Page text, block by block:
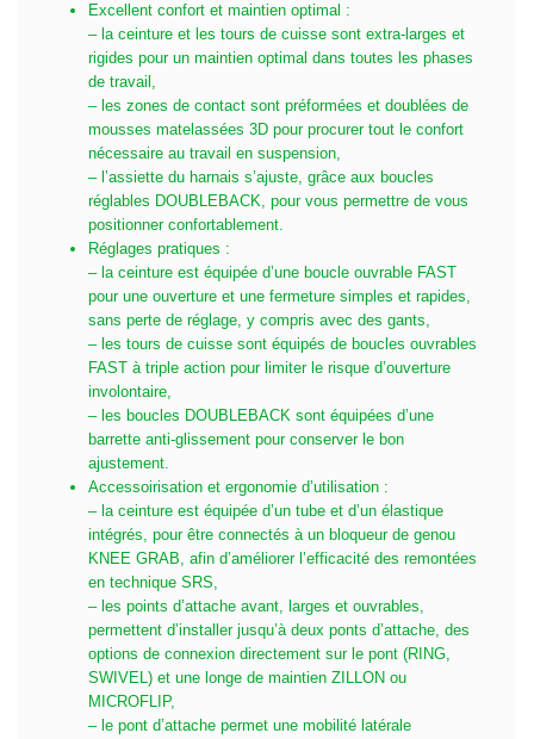
Excellent confort et maintien optimal :
– la ceinture et les tours de cuisse sont extra-larges et
rigides pour un maintien optimal dans toutes les phases
de travail,
– les zones de contact sont préformées et doublées de
mousses matelassées 3D pour procurer tout le confort
nécessaire au travail en suspension,
– l’assiette du harnais s’ajuste, grâce aux boucles
réglables DOUBLEBACK, pour vous permettre de vous
positionner confortablement.
Réglages pratiques :
– la ceinture est équipée d’une boucle ouvrable FAST
pour une ouverture et une fermeture simples et rapides,
sans perte de réglage, y compris avec des gants,
– les tours de cuisse sont équipés de boucles ouvrables
FAST à triple action pour limiter le risque d’ouverture
involontaire,
– les boucles DOUBLEBACK sont équipées d’une
barrette anti-glissement pour conserver le bon
ajustement.
Accessoirisation et ergonomie d’utilisation :
– la ceinture est équipée d’un tube et d’un élastique
intégrés, pour être connectés à un bloqueur de genou
KNEE GRAB, afin d’améliorer l’efficacité des remontées
en technique SRS,
– les points d’attache avant, larges et ouvrables,
permettent d’installer jusqu’à deux ponts d’attache, des
options de connexion directement sur le pont (RING,
SWIVEL) et une longe de maintien ZILLON ou
MICROFLIP,
– le pont d’attache permet une mobilité latérale